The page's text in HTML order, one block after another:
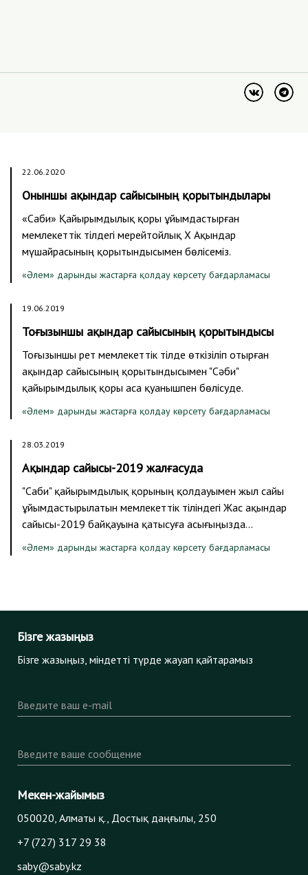
22.06.2020
Оныншы ақындар сайысының қорытындылары
«Саби» Қайырымдылық қоры ұйымдастырған
мемлекеттік тілдегі мерейтойлық X Ақындар
мүшайрасының қорытындысымен бөлісеміз.
«Әлем» дарынды жастарға қолдау көрсету бағдарламасы
19.06.2019
Тоғызыншы ақындар сайысының қорытындысы
Тоғызыншы рет мемлекеттік тілде өткізіліп отырған
ақындар сайысының қорытындысымен "Сәби"​
қайырымдылық қоры аса қуанышпен​ бөлісуде.
«Әлем» дарынды жастарға қолдау көрсету бағдарламасы
28.03.2019
Ақындар сайысы-2019 жалғасуда
"Саби" қайырымдылық қорының қолдауымен жыл сайы
ұйымдастырылатын мемлекеттік тіліндегі Жас ақындар
сайысы-2019 байқауына қатысуға асығыңызда…
«Әлем» дарынды жастарға қолдау көрсету бағдарламасы
Бізге жазыңыз
Бізге жазыңыз, міндетті түрде жауап қайтарамыз
Введите ваш e-mail
Введите ваше сообщение
Мекен-жайымыз
050020, Алматы қ., Достық даңғылы, 250
+7 (727) 317 29 38
saby@saby.kz